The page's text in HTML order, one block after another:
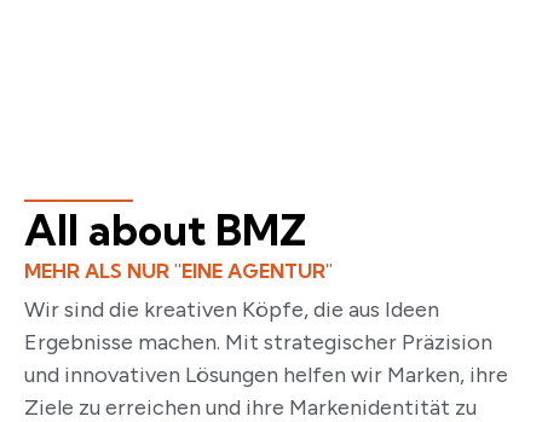
All about BMZ
MEHR ALS NUR "EINE AGENTUR"
Wir sind die kreativen Köpfe, die aus Ideen
Ergebnisse machen. Mit strategischer Präzision
und innovativen Lösungen helfen wir Marken, ihre
Ziele zu erreichen und ihre Markenidentität zu